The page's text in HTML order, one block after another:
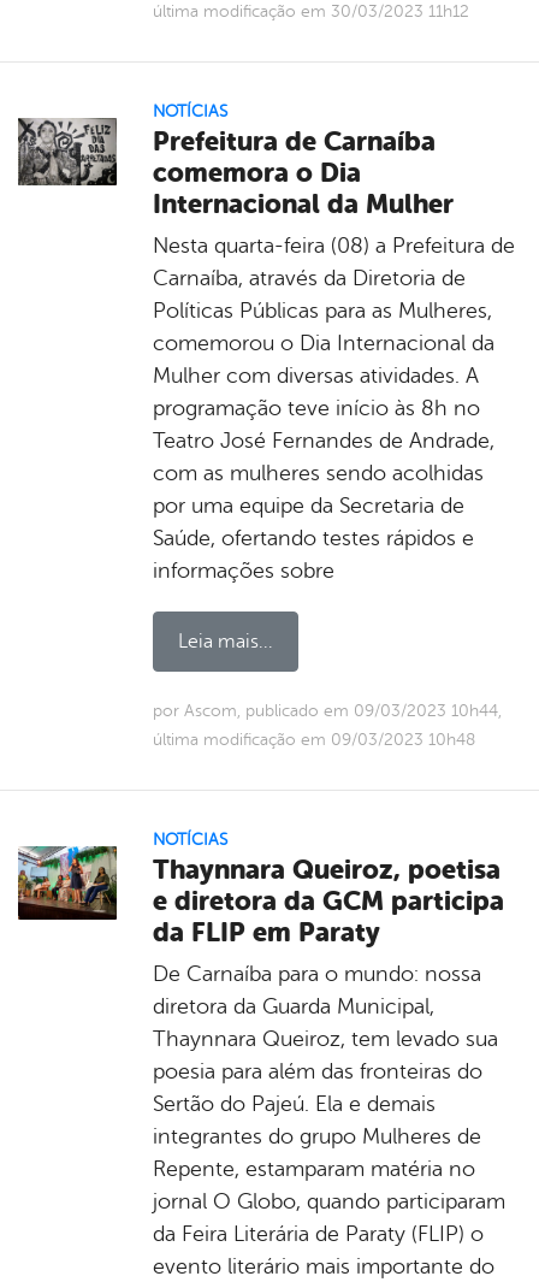
última modificação em 30/03/2023 11h12
NOTÍCIAS
Prefeitura de Carnaíba
comemora o Dia
Internacional da Mulher
Nesta quarta-feira (08) a Prefeitura de
Carnaíba, através da Diretoria de
Políticas Públicas para as Mulheres,
comemorou o Dia Internacional da
Mulher com diversas atividades. A
programação teve início às 8h no
Teatro José Fernandes de Andrade,
com as mulheres sendo acolhidas
por uma equipe da Secretaria de
Saúde, ofertando testes rápidos e
informações sobre
Leia mais...
por Ascom, publicado em 09/03/2023 10h44,
última modificação em 09/03/2023 10h48
NOTÍCIAS
Thaynnara Queiroz, poetisa
e diretora da GCM participa
da FLIP em Paraty
De Carnaíba para o mundo: nossa
diretora da Guarda Municipal,
Thaynnara Queiroz, tem levado sua
poesia para além das fronteiras do
Sertão do Pajeú. Ela e demais
integrantes do grupo Mulheres de
Repente, estamparam matéria no
jornal O Globo, quando participaram
da Feira Literária de Paraty (FLIP) o
evento literário mais importante do